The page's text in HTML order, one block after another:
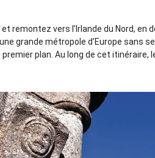
et remontez vers l’Irlande du Nord,
grande métropole d’Europe sans
plan. Au long de cet itinéraire,